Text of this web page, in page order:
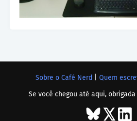
Sobre o Café Nerd
Quem
Se você chegou até aqui,